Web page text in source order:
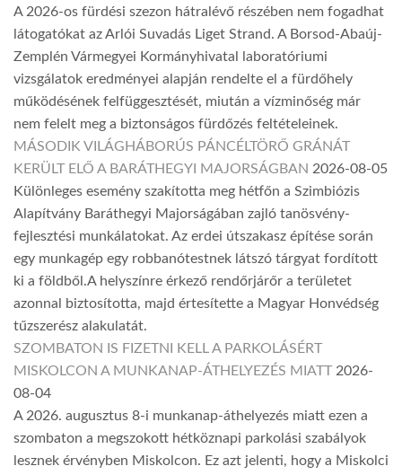
A 2026-os fürdési szezon hátralévő részében nem fogadhat
látogatókat az Arlói Suvadás Liget Strand. A Borsod-Abaúj-
Zemplén Vármegyei Kormányhivatal laboratóriumi
vizsgálatok eredményei alapján rendelte el a fürdőhely
működésének felfüggesztését, miután a vízminőség már
nem felelt meg a biztonságos fürdőzés feltételeinek.
MÁSODIK VILÁGHÁBORÚS PÁNCÉLTÖRŐ GRÁNÁT
KERÜLT ELŐ A BARÁTHEGYI MAJORSÁGBAN 2026-08-05
Különleges esemény szakította meg hétfőn a Szimbiózis
Alapítvány Baráthegyi Majorságában zajló tanösvény-
fejlesztési munkálatokat. Az erdei útszakasz építése során
egy munkagép egy robbanótestnek látszó tárgyat fordított
ki a földből.A helyszínre érkező rendőrjárőr a területet
azonnal biztosította, majd értesítette a Magyar Honvédség
tűzszerész alakulatát.
SZOMBATON IS FIZETNI KELL A PARKOLÁSÉRT
MISKOLCON A MUNKANAP-ÁTHELYEZÉS MIATT 2026-
08-04
A 2026. augusztus 8-i munkanap-áthelyezés miatt ezen a
szombaton a megszokott hétköznapi parkolási szabályok
lesznek érvényben Miskolcon. Ez azt jelenti, hogy a Miskolci